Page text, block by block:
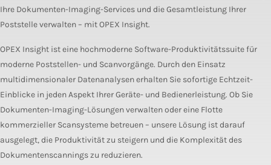
Ihre Dokumenten-Imaging-Services und die Gesamtleistung Ihrer
Poststelle verwalten – mit OPEX Insight.
OPEX Insight ist eine hochmoderne Software-Produktivitätssuite für
moderne Poststellen- und Scanvorgänge. Durch den Einsatz
multidimensionaler Datenanalysen erhalten Sie sofortige Echtzeit-
Einblicke in jeden Aspekt Ihrer Geräte- und Bedienerleistung. Ob Sie
Dokumenten-Imaging-Lösungen verwalten oder eine Flotte
kommerzieller Scansysteme betreuen – unsere Lösung ist darauf
ausgelegt, die Produktivität zu steigern und die Komplexität des
Dokumentenscannings zu reduzieren.